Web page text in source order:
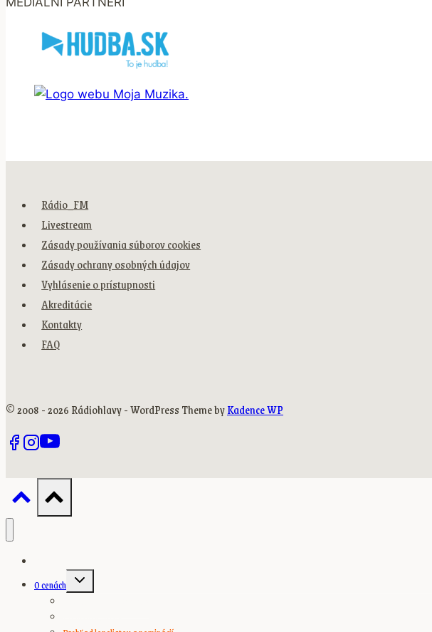
Rádio_FM
Livestream
Zásady používania súborov cookies
Zásady ochrany osobných údajov
Vyhlásenie o prístupnosti
Akreditácie
Kontakty
FAQ
© 2008 - 2026 Rádiohlavy - WordPress Theme byKadence WP
O cenách
Toggle